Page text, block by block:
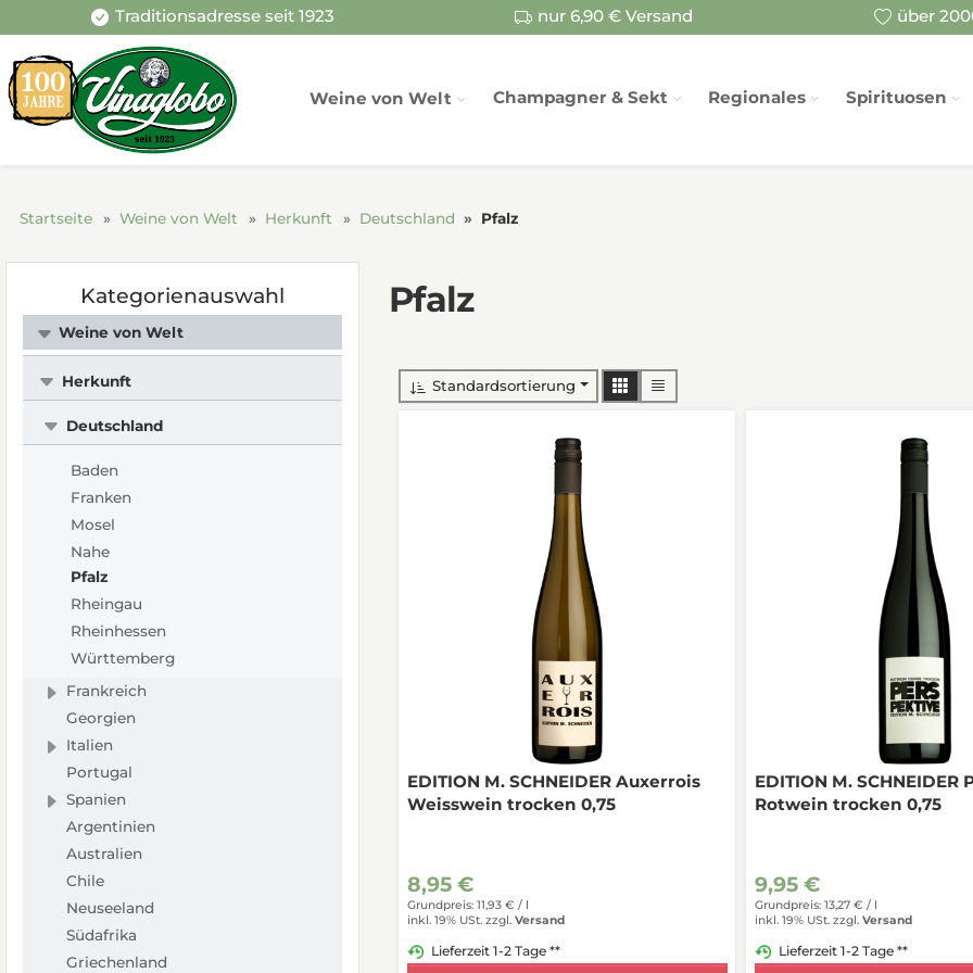
Traditionsadresse seit 1923 nur 6,90 € Versand über
Weine von Welt Champagner & Sekt Regionales Spirituosen
Startseite Weine von Welt Herkunft Deutschland Pfalz
Pfalz
Standardsortierung
EDITION M. SCHNEIDER Auxerrois
Weisswein trocken 0,75
8,95 €
Grundpreis: 11,93 € / l
inkl. 19% USt. zzgl. Versand
Lieferzeit 1-2 Tage **
EDITION M.
Rotwein trocken 0,75
9,95 €
Grundpreis: 13,27 € / l
inkl. 19% USt. zzgl. Versand
Lieferzeit 1-2 Tage **
Kategorienauswahl
Weine von Welt
Herkunft
Deutschland
Baden
Franken
Mosel
Nahe
Pfalz
Rheingau
Rheinhessen
Württemberg
Frankreich
Georgien
Italien
Portugal
Spanien
Argentinien
Australien
Chile
Neuseeland
Südafrika
Griechenland